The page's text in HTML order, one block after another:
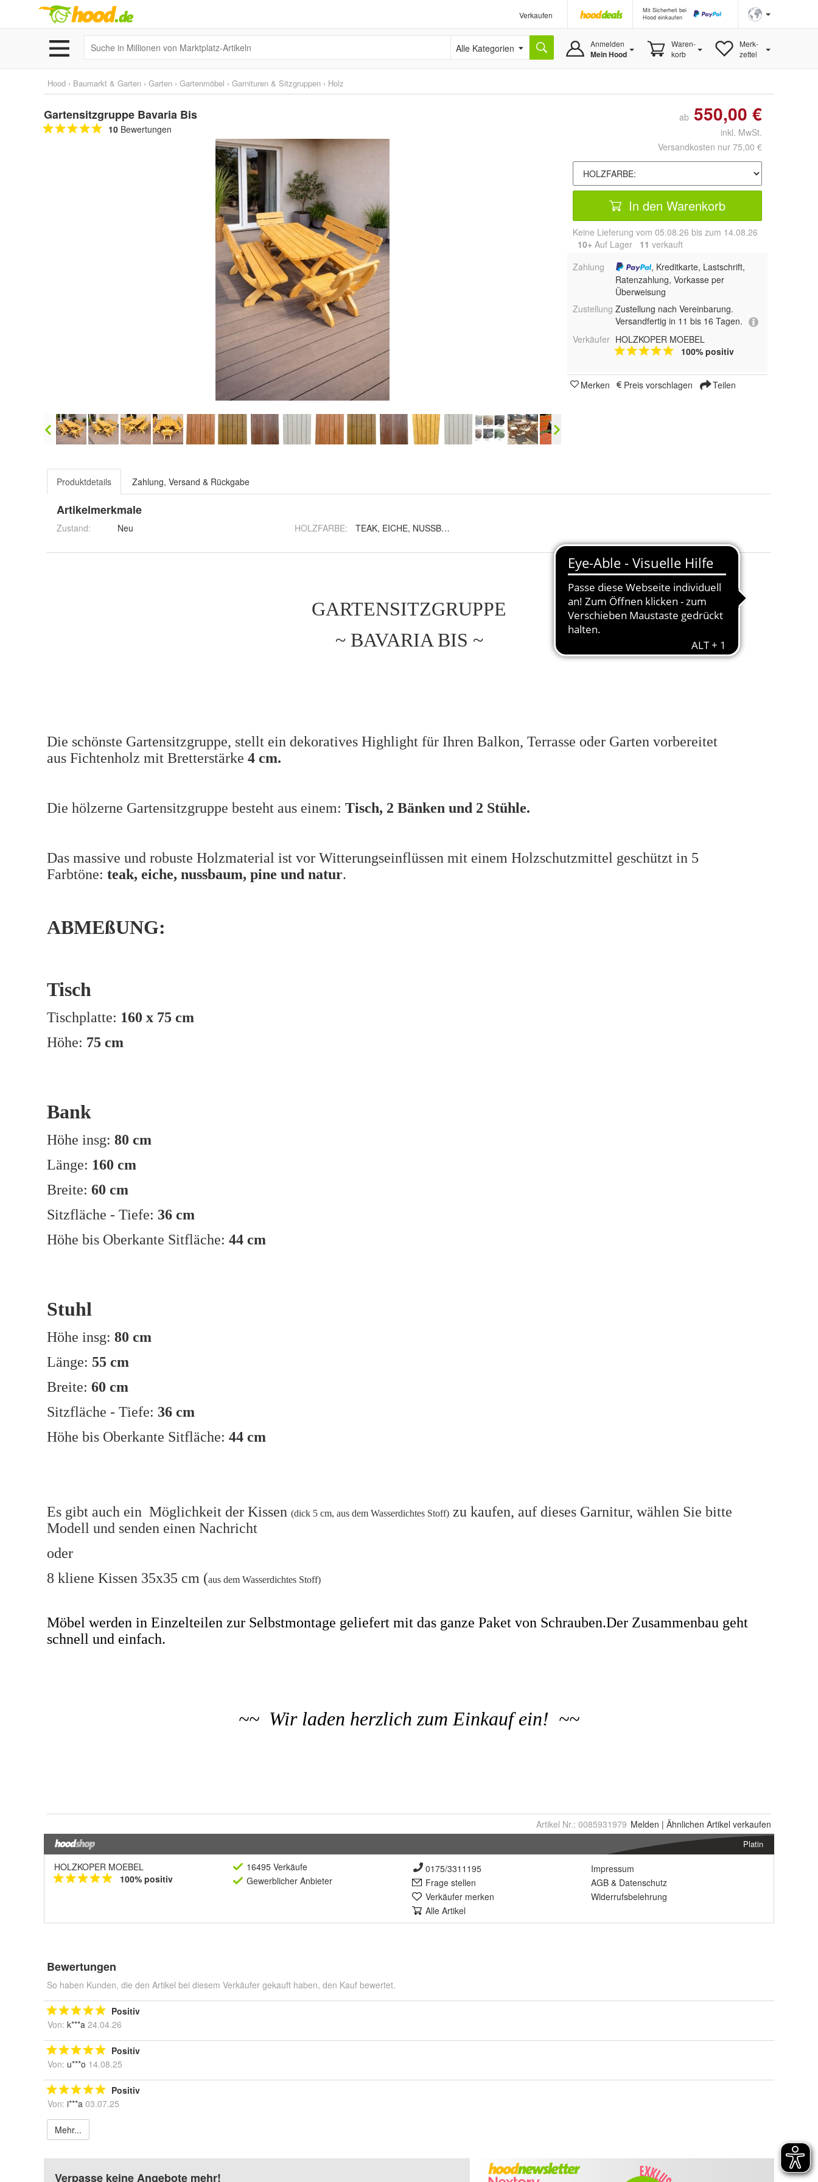
Verkaufen
Mit Sicherheit bei
Hood einkaufen
Alle Kategorien Anmelden
Mein Hood
Waren-
korb
Merk-
zettel
Hood › Baumarkt & Garten › Garten › Gartenmöbel › Garnituren & Sitzgruppen › Holz
Gartensitzgruppe Bavaria Bis
10 Bewertungen
ab 550,00 €
inkl. MwSt.
Versandkosten nur 75,00 €
In den Warenkorb
Keine Lieferung vom 05.08.26 bis zum 14.08.26
10+ Auf Lager 11 verkauft
Zahlung
, Kreditkarte, Lastschrift,
Ratenzahlung, Vorkasse per
Überweisung
Zustellung Zustellung nach Vereinbarung.
Versandfertig in 11 bis 16 Tagen.
Verkäufer HOLZKOPER MOEBEL
100% positiv
Merken Preis vorschlagen Teilen
Produktdetails Zahlung, Versand & Rückgabe
Artikelmerkmale
Zustand: Neu HOLZFARBE: TEAK, EICHE, NUSSBAUM, NATUR, PINIA, TEAK - extra lackiert, EICHE - extra lackiert, NUSSBAUM - extra lackiert,
Artikel Nr.: 0085931979 Melden | Ähnlichen Artikel verkaufen
Platin
HOLZKOPER MOEBEL
100% positiv
16495 Verkäufe
Gewerblicher Anbieter
0175/3311195
Frage stellen
Verkäufer merken
Alle Artikel
Impressum
AGB & Datenschutz
Widerrufsbelehrung
Bewertungen
So haben Kunden, die den Artikel bei diesem Verkäufer gekauft haben, den Kauf bewertet.
Positiv
Von: k***a 24.04.26
Positiv
Von: u***o 14.08.25
Positiv
Von: i***a 03.07.25
Mehr...
Verpasse keine Angebote mehr!